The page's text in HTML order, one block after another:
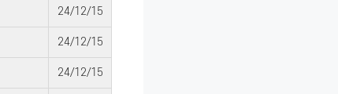
24/12/15
24/12/15
24/12/15